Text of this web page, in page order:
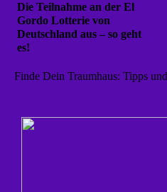
Die Teilnahme an der El
Gordo Lotterie von
Deutschland aus – so geht
es!
Finde Dein Traumhaus: Tipps